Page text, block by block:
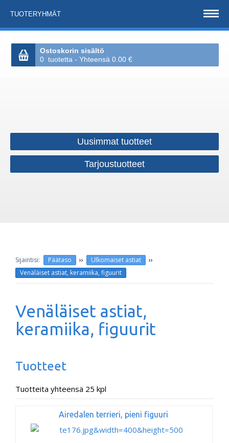
TUOTERYHMÄT
Ostoskorin sisältö
0 tuotetta - Yhteensä 0.00 €
Uusimmat tuotteet
Tarjoustuotteet
Päätaso ›› Ulkomaiset astiat ››
Venäläiset astiat, keramiika, figuurit
Venäläiset astiat,
keramiika, figuurit
Tuotteet
Tuotteita yhteensä 25 kpl
Airedalen terrieri, pieni figuuri